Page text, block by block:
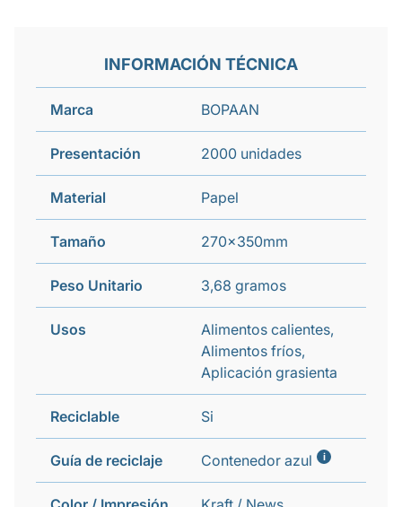
INFORMACIÓN TÉCNICA
Marca BOPAAN
Presentación 2000 unidades
Material Papel
Tamaño 270x350mm
Peso Unitario 3,68 gramos
Usos
Alimentos calientes,
Alimentos fríos,
Aplicación grasienta
Reciclable Si
Guía de reciclaje Contenedor azul i